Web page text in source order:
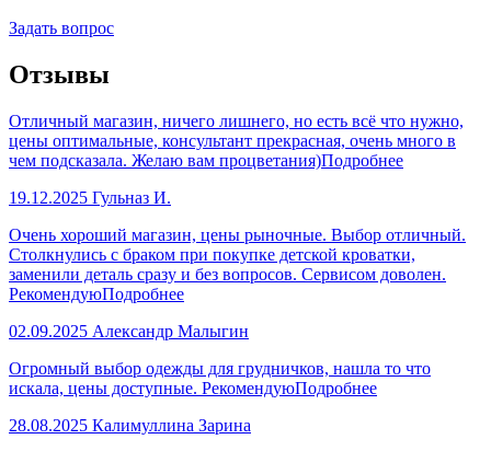
Задать вопрос
Отзывы
Отличный магазин, ничего лишнего, но есть всё что нужно,
цены оптимальные, консультант прекрасная, очень много в
чем подсказала. Желаю вам процветания)Подробнее
19.12.2025 Гульназ И.
Очень хороший магазин, цены рыночные. Выбор отличный.
Столкнулись с браком при покупке детской кроватки,
заменили деталь сразу и без вопросов. Сервисом доволен.
РекомендуюПодробнее
02.09.2025 Александр Малыгин
Огромный выбор одежды для грудничков, нашла то что
искала, цены доступные. РекомендуюПодробнее
28.08.2025 Калимуллина Зарина